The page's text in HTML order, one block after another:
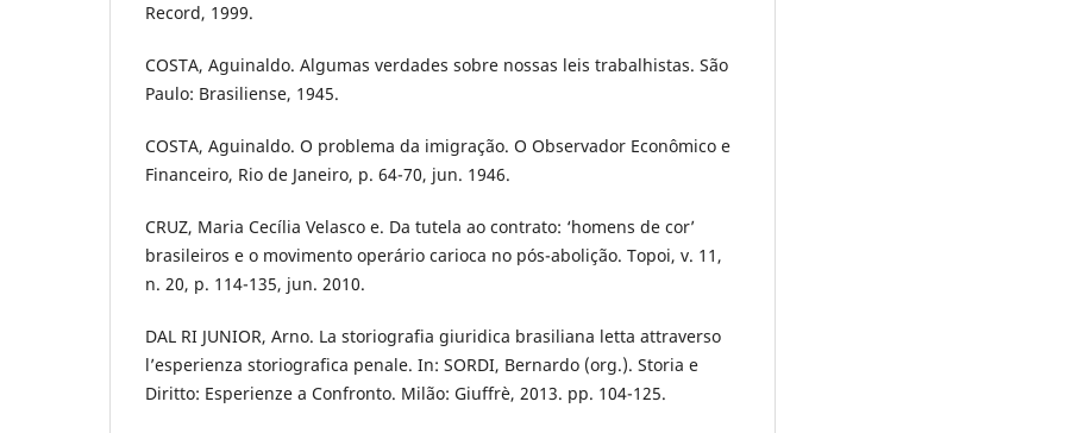
Record, 1999.
COSTA, Aguinaldo. Algumas verdades sobre nossas leis trabalhistas. São
Paulo: Brasiliense, 1945.
COSTA, Aguinaldo. O problema da imigração. O Observador Econômico e
Financeiro, Rio de Janeiro, p. 64-70, jun. 1946.
CRUZ, Maria Cecília Velasco e. Da tutela ao contrato: ‘homens de cor’
brasileiros e o movimento operário carioca no pós-abolição. Topoi, v. 11,
n. 20, p. 114-135, jun. 2010.
DAL RI JUNIOR, Arno. La storiografia giuridica brasiliana letta attraverso
l’esperienza storiografica penale. In: SORDI, Bernardo (org.). Storia e
Diritto: Esperienze a Confronto. Milão: Giuffrè, 2013. pp. 104-125.